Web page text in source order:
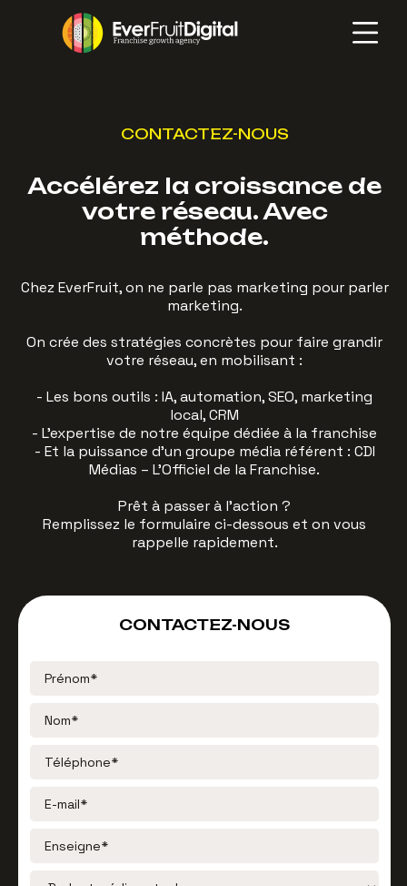
CONTACTEZ-NOUS
Accélérez la croissance de
votre réseau. Avec
méthode.
Chez EverFruit, on ne parle pas marketing pour parler
marketing.
On crée des stratégies concrètes pour faire grandir
votre réseau, en mobilisant :
- Les bons outils : IA, automation, SEO, marketing
local, CRM
- L’expertise de notre équipe dédiée à la franchise
- Et la puissance d’un groupe média référent : CDI
Médias – L’Officiel de la Franchise.
Prêt à passer à l’action ?
Remplissez le formulaire ci-dessous et on vous
rappelle rapidement.
CONTACTEZ-NOUS